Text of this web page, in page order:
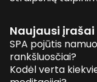
Naujausi įrašai
SPA pojūtis
rankšluosčiai?
Kodėl verta